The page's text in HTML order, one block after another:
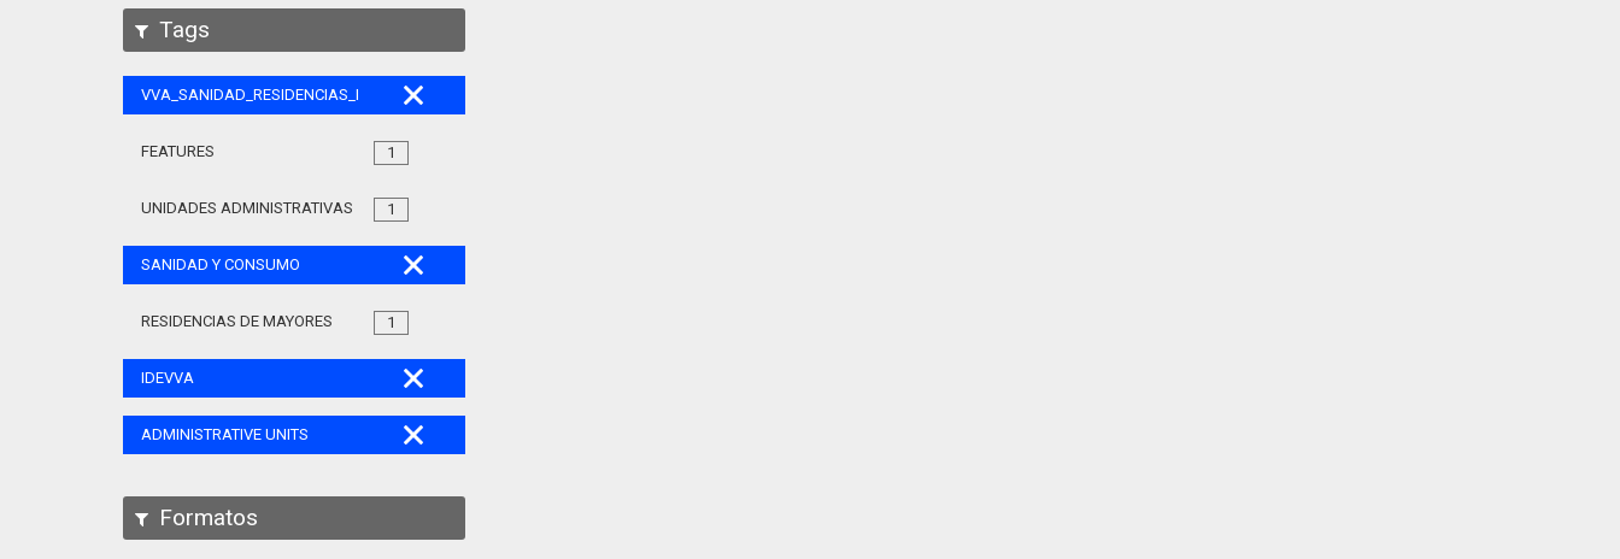
Tags
VVA_SANIDAD_RESIDENCIAS_MAYORES_105
1
FEATURES
1
UNIDADES ADMINISTRATIVAS
SANIDAD Y CONSUMO
1
RESIDENCIAS DE MAYORES
IDEVVA
ADMINISTRATIVE UNITS
Formatos